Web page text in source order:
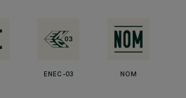
ENEC-03 NOM